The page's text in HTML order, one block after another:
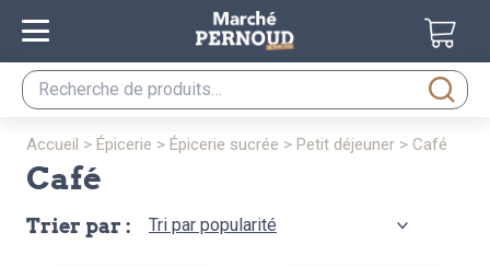
Recherche
pour :
accueil > épicerie > épicerie sucrée > petit déjeuner > café
café
Trier par :